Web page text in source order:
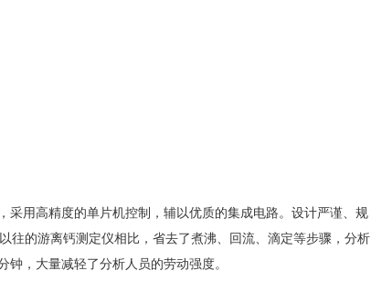
用高精度的单片机控制，辅以优质的集成电路。设计严谨、规
往的游离钙测定仪相比，省去了煮沸、回流、滴定等步骤，分析
钟，大量减轻了分析人员的劳动强度。